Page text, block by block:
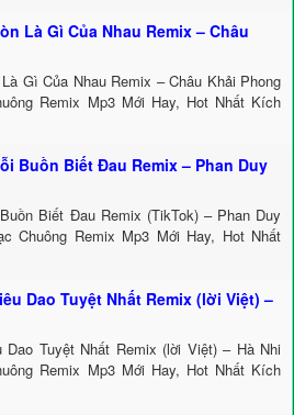
Là Gì Của Nhau Remix – Châu
Gì Của Nhau Remix – Châu Khải Phong
Remix Mp3 Mới Hay, Hot Nhất Kích
Buồn Biết Đau Remix – Phan Duy
Biết Đau Remix (TikTok) – Phan Duy
Chuông Remix Mp3 Mới Hay, Hot Nhất
Dao Tuyệt Nhất Remix (lời Việt) –
Dao Tuyệt Nhất Remix (lời Việt) – Hà Nhi
Remix Mp3 Mới Hay, Hot Nhất Kích